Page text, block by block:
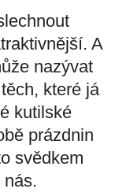
A
nazývat
které já
kutilské
prázdnin
svědkem
nás.